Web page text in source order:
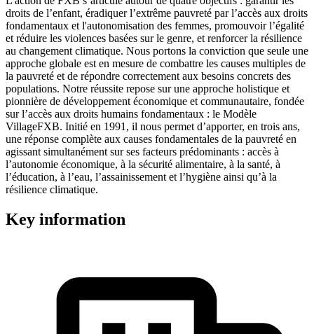
droits de l’enfant, éradiquer l’extrême pauvreté par l’accès aux droits
fondamentaux et l'autonomisation des femmes, promouvoir l’égalité
et réduire les violences basées sur le genre, et renforcer la résilience
au changement climatique. Nous portons la conviction que seule une
approche globale est en mesure de combattre les causes multiples de
la pauvreté et de répondre correctement aux besoins concrets des
populations. Notre réussite repose sur une approche holistique et
pionnière de développement économique et communautaire, fondée
sur l’accès aux droits humains fondamentaux : le Modèle
VillageFXB. Initié en 1991, il nous permet d’apporter, en trois ans,
une réponse complète aux causes fondamentales de la pauvreté en
agissant simultanément sur ses facteurs prédominants : accès à
l’autonomie économique, à la sécurité alimentaire, à la santé, à
l’éducation, à l’eau, l’assainissement et l’hygiène ainsi qu’à la
résilience climatique.
Key information